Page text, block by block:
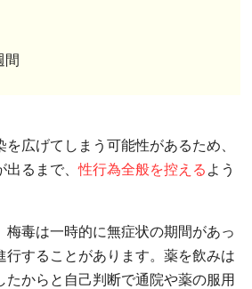
間
広げてしまう可能性があるため、
出るまで、性行為全般を控える よう
梅毒は一時的に無症状の期間があっ
行することがあります。薬を飲みは
たからと自己判断で通院や薬の服用